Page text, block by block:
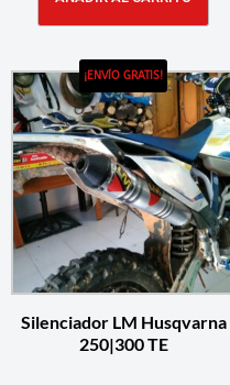
¡ENVÍO GRATIS!
Silenciador LM Husqvarna
250|300 TE